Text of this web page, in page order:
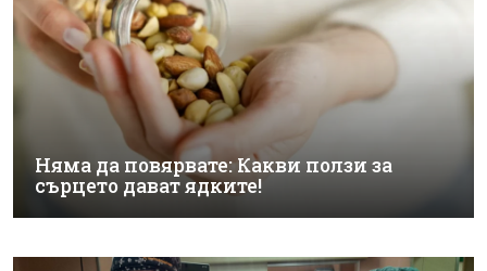
Няма да повярвате: Какви ползи за
сърцето дават ядките!